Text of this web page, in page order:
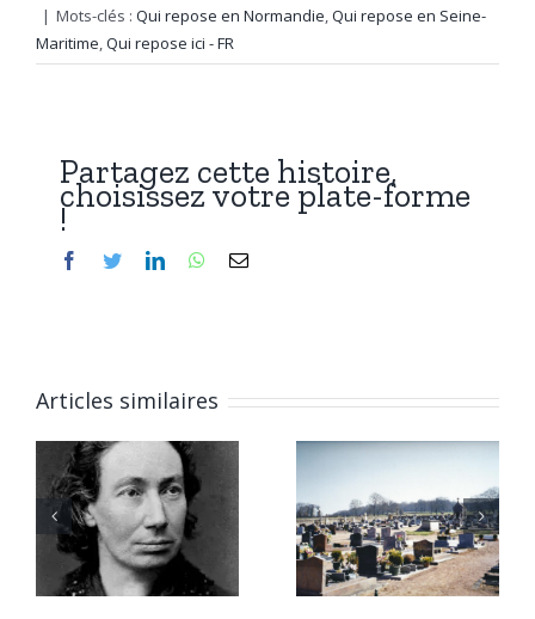
| Mots-clés : Qui repose en Normandie,Qui repose en Seine-
Maritime,Qui repose ici - FR
Partagez cette histoire,
choisissez votre plate-forme
!
Facebook
TwitterLinkedInWhatsApp
Email
Articles similaires
Qui repose
à Chitry-
les-Mines
6 janvier
2026 :
Marius,
César, et